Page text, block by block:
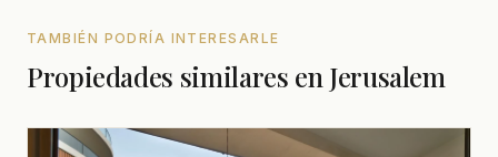
TAMBIÉN PODRÍA INTERESARLE
Propiedades similares en Jerusalem